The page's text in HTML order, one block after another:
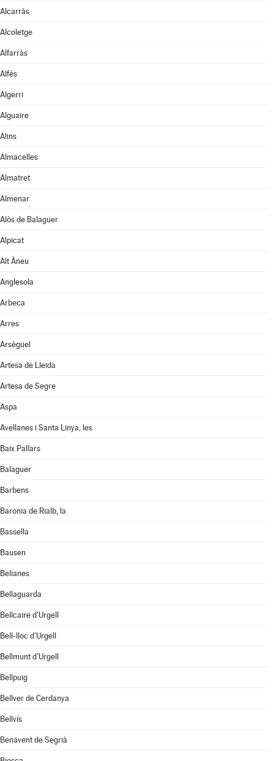
Alcarràs
Alcoletge
Alfarràs
Alfés
Algerri
Alguaire
Alins
Almacelles
Almatret
Almenar
Alòs de Balaguer
Alpicat
Alt Àneu
Anglesola
Arbeca
Arres
Arsèguel
Artesa de Lleida
Artesa de Segre
Aspa
Avellanes i Santa Linya, les
Baix Pallars
Balaguer
Barbens
Baronia de Rialb, la
Bassella
Bausen
Belianes
Bellaguarda
Bellcaire d'Urgell
Bell-lloc d'Urgell
Bellmunt d'Urgell
Bellpuig
Bellver de Cerdanya
Bellvís
Benavent de Segrià